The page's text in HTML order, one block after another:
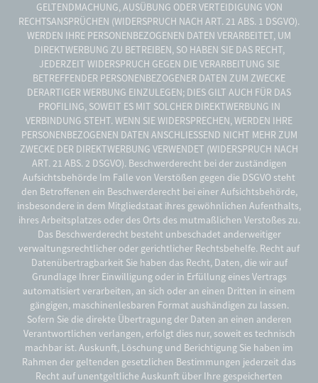
GELTENDMACHUNG, AUSÜBUNG ODER VERTEIDIGUNG VON
RECHTSANSPRÜCHEN (WIDERSPRUCH NACH ART. 21 ABS. 1 DSGVO).
WERDEN IHRE PERSONENBEZOGENEN DATEN VERARBEITET, UM
DIREKTWERBUNG ZU BETREIBEN, SO HABEN SIE DAS RECHT,
JEDERZEIT WIDERSPRUCH GEGEN DIE VERARBEITUNG SIE
BETREFFENDER PERSONENBEZOGENER DATEN ZUM ZWECKE
DERARTIGER WERBUNG EINZULEGEN; DIES GILT AUCH FÜR DAS
PROFILING, SOWEIT ES MIT SOLCHER DIREKTWERBUNG IN
VERBINDUNG STEHT. WENN SIE WIDERSPRECHEN, WERDEN IHRE
PERSONENBEZOGENEN DATEN ANSCHLIESSEND NICHT MEHR ZUM
ZWECKE DER DIREKTWERBUNG VERWENDET (WIDERSPRUCH NACH
ART. 21 ABS. 2 DSGVO). Beschwerderecht bei der zuständigen
Aufsichtsbehörde Im Falle von Verstößen gegen die DSGVO steht
den Betroffenen ein Beschwerderecht bei einer Aufsichtsbehörde,
insbesondere in dem Mitgliedstaat ihres gewöhnlichen Aufenthalts,
ihres Arbeitsplatzes oder des Orts des mutmaßlichen Verstoßes zu.
Das Beschwerderecht besteht unbeschadet anderweitiger
verwaltungsrechtlicher oder gerichtlicher Rechtsbehelfe. Recht auf
Datenübertragbarkeit Sie haben das Recht, Daten, die wir auf
Grundlage Ihrer Einwilligung oder in Erfüllung eines Vertrags
automatisiert verarbeiten, an sich oder an einen Dritten in einem
gängigen, maschinenlesbaren Format aushändigen zu lassen.
Sofern Sie die direkte Übertragung der Daten an einen anderen
Verantwortlichen verlangen, erfolgt dies nur, soweit es technisch
machbar ist. Auskunft, Löschung und Berichtigung Sie haben im
Rahmen der geltenden gesetzlichen Bestimmungen jederzeit das
Recht auf unentgeltliche Auskunft über Ihre gespeicherten